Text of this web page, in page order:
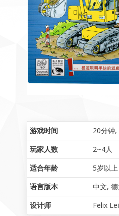
游戏时间 20分钟,
玩家人数
2~4人
适合年龄
5岁以上
语言版本
中文,
设计师
Felix